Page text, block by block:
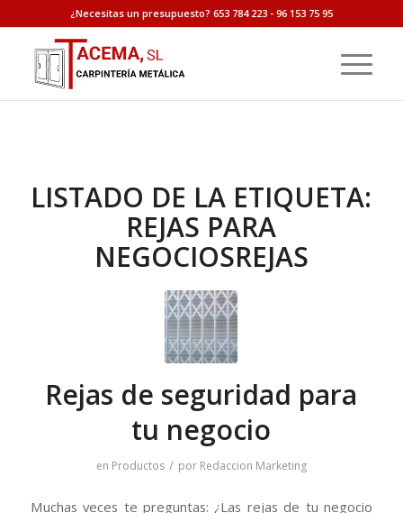
¿Necesitas un presupuesto? 653 784 223 - 96 153 75 95
LISTADO DE LA ETIQUETA:
REJAS PARA
NEGOCIOSREJAS
Rejas de seguridad para
tu negocio
en Productos / por Redaccion Marketing
Muchas veces te preguntas: ¿Las rejas de tu negocio